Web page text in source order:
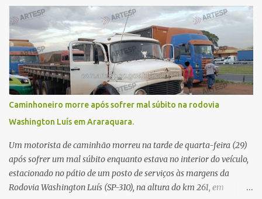
Caminhoneiro morre após sofrer mal súbito na rodovia
Washington Luís em Araraquara.
Um motorista de caminhão morreu na tarde de quarta-feira (29)
após sofrer um mal súbito enquanto estava no interior do veículo,
estacionado no pátio de um posto de serviços às margens da
Rodovia Washington Luís (SP-310), na altura do km 261, em